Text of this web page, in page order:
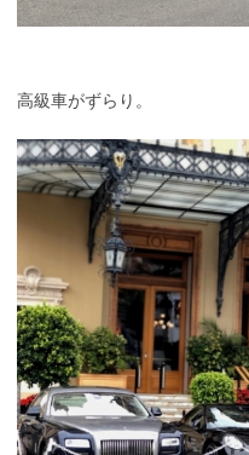
高級車がずらり。